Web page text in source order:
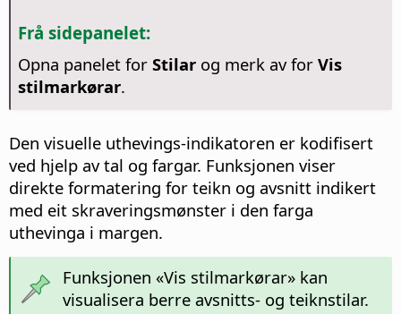
Frå sidepanelet:
Opna panelet for Stilarog merk av for Vis
stilmarkørar.
Den visuelle uthevings-indikatoren er kodifisert
ved hjelp av tal og fargar. Funksjonen viser
direkte formatering for teikn og avsnitt indikert
med eit skraveringsmønster i den farga
uthevinga i margen.
Funksjonen «Vis stilmarkørar» kan
visualisera berre avsnitts- og teiknstilar.